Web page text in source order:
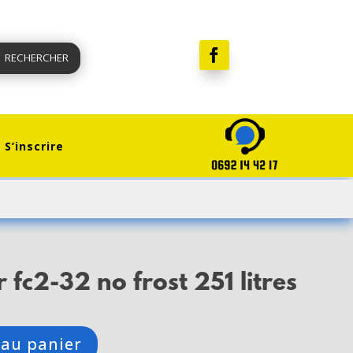
RECHERCHER
S’inscrire
fc2-32 no frost 251 litres
panier